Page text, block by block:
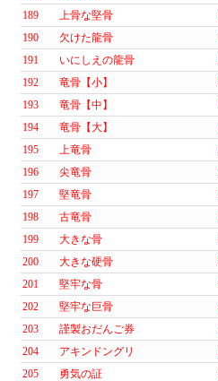
189
上骨な堅骨
190
欠けた龍骨
191
いにしえの龍骨
192
竜骨【小】
193
竜骨【中】
194
竜骨【大】
195
上竜骨
196
尖竜骨
197
堅竜骨
198
古竜骨
199
大きな骨
200
大きな硬骨
201
堅牢な骨
202
堅牢な巨骨
203
謹製おだんご券
204
アキンドングリ
205
勇気の証